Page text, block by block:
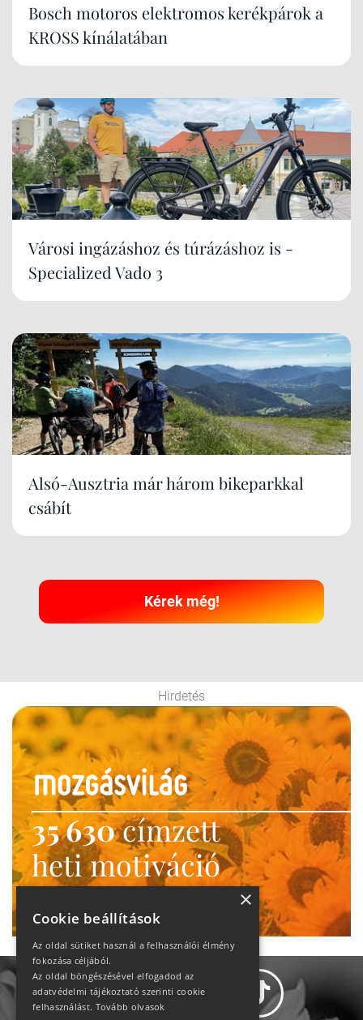
Bosch motoros elektromos kerékpárok a
KROSS kínálatában
Városi ingázáshoz és túrázáshoz is -
Specialized Vado 3
Alsó-Ausztria már három bikeparkkal
csábít
Kérek még!
Hirdetés
35 630címzett
heti motiváció
Ne maradj le!
×
Cookie beállítások
Az oldal sütiket használ a felhasználói élmény
fokozása céljából.
Az oldal böngészésével elfogadod az
adatvédelmi tájékoztató szerinti cookie
felhasználást. Tovább olvasok